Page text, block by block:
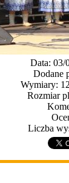
Data: 03/
Dodane
Wymiary:
Rozmiar
Liczba